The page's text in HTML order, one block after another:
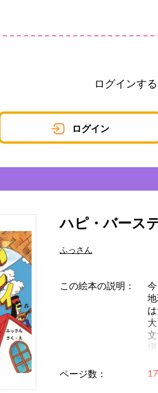
ログインす
ログイン
ハピ・バース
ふっさん
この絵本の説明：
ページ数： 17